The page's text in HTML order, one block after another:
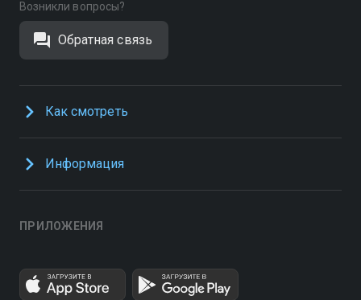
Возникли вопросы?
Обратная связь
Как смотреть
Информация
ПРИЛОЖЕНИЯ